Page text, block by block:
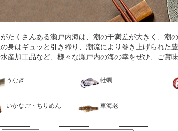
たくさんある瀬戸内海は、潮の干満差が大きく、潮
身はギュッと引き締り、潮流により巻き上げられた
産加工品など、様々な瀬戸内の海の幸をぜひ、ご賞味
うなぎ 牡蠣
いかなご・ちりめん 車海老